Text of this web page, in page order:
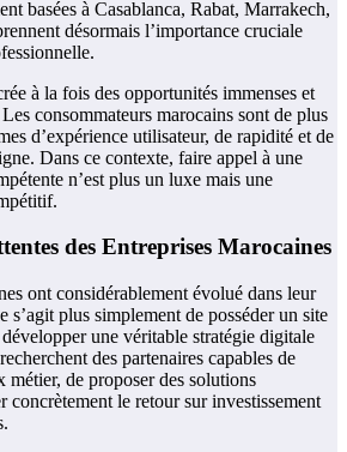
basées à Casablanca, Rabat, Marrakech,
désormais l’importance cruciale
à la fois des opportunités immenses et
consommateurs marocains sont de plus
d’expérience utilisateur, de rapidité et de
Dans ce contexte, faire appel à une
n’est plus un luxe mais une
des Entreprises Marocaines
ont considérablement évolué dans leur
plus simplement de posséder un site
une véritable stratégie digitale
des partenaires capables de
métier, de proposer des solutions
concrètement le retour sur investissement